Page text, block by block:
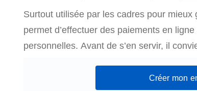
Surtout utilisée par les cadres pour
permet d’effectuer des paiements en
personnelles. Avant de s’en servir, il
Créer mon